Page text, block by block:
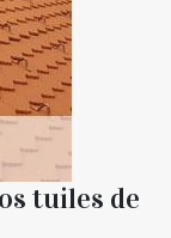
tuiles de